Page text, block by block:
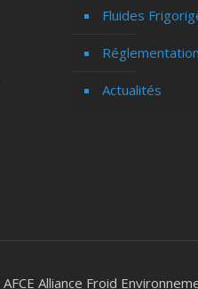
Fluides
Actualités
AFCE Alliance Froid